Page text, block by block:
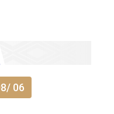
06